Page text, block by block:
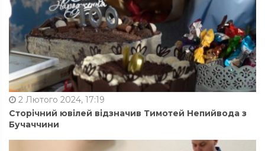
2 Лютого 2024, 17:19
Сторічний ювілей відзначив Тимотей Непийвода з
Бучаччини